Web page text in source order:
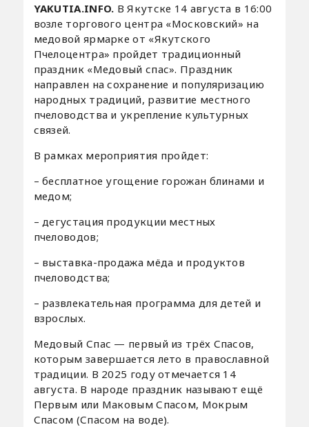
YAKUTIA.INFO. В Якутске 14 августа в 16:00
возле торгового центра «Московский» на
медовой ярмарке от «Якутского
Пчелоцентра» пройдет традиционный
праздник «Медовый спас». Праздник
направлен на сохранение и популяризацию
народных традиций, развитие местного
пчеловодства и укрепление культурных
связей.
В рамках мероприятия пройдет:
– бесплатное угощение горожан блинами и
медом;
– дегустация продукции местных
пчеловодов;
– выставка-продажа мёда и продуктов
пчеловодства;
– развлекательная программа для детей и
взрослых.
Медовый Спас — первый из трёх Спасов,
которым завершается лето в православной
традиции. В 2025 году отмечается 14
августа. В народе праздник называют ещё
Первым или Маковым Спасом, Мокрым
Спасом (Спасом на воде).